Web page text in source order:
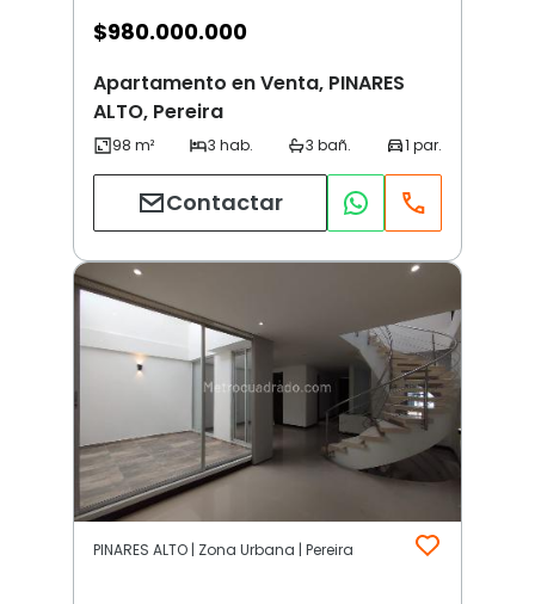
$980.000.000
Apartamento en Venta, PINARES
ALTO, Pereira
Contactar
PINARES ALTO | Zona Urbana | Pereira